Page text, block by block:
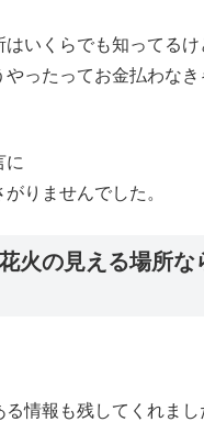
はいくらでも知ってるけ
やったってお金払わなき
に
りませんでした。
火の見える場所な
情報も残してくれまし